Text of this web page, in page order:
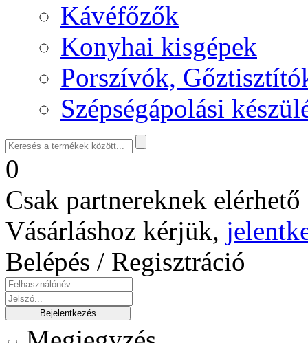
Kávéfőzők
Konyhai kisgépek
Porszívók,
Szépségápolási
0
Csak partnereknek
Vásárláshoz kérjük,
Belépés / Regisztráció